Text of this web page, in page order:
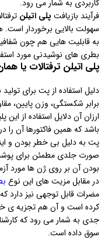
کاربردی به شمار می رود.
فرآیند بازیافت پلی اتیلن
سهولت بالایی برخوردار است.
به قابلیت هایی هم چون
بطری های نوشیدنی مورد
پلی اتیلن ترفتالات یا
دلیل استفاده از پت برای
برابر شکستگی، وزن پایین،
ارزان آن دلایل استفاده از
باشد که همین فاکتورها آن را
پت به دلیل بی خطر بودن و
صورت جلدی مطمئن برای
بودن آن بر روی ژن ها مورد
در مقابل مزیت های این نوع
مضرات قابل توجهی نیز دارد
کرده است و آن هم تجزیه ی
جدی به شمار می رود که
سوق داده است.